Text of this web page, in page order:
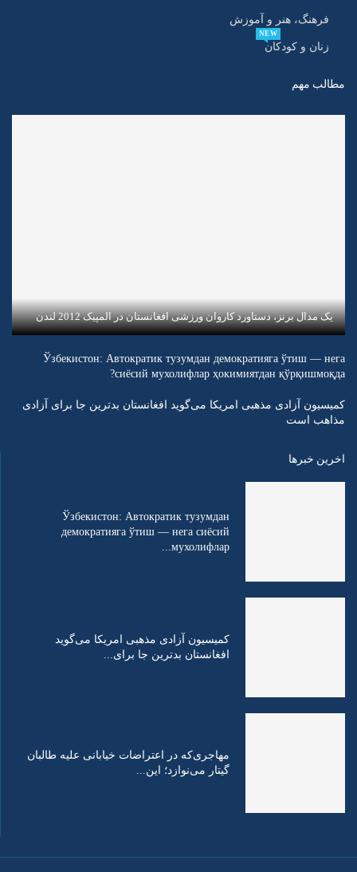
فرهنگ، هنر و آموزش
زنان و کودکان
NEW
مطالب مهم
یک مدال برنز، دستاورد کاروان ورزشی افغانستان در المپیک 2012 لندن
Ўзбекистон: Автократик тузумдан демократияга ўтиш — нега
сиёсий мухолифлар ҳокимиятдан қўрқишмоқда?
کمیسیون آزادی مذهبی امریکا می‌گوید افغانستان بدترین جا برای آزادی
مذاهب است
اخرین خبرها
Ўзбекистон: Автократик тузумдан
демократияга ўтиш — нега сиёсий
мухолифлар...
کمیسیون آزادی مذهبی امریکا می‌گوید
افغانستان بدترین جا برای...
مهاجری‌که در اعتراضات خیابانی علیه طالبان
گیتار می‌نوازد؛ این...